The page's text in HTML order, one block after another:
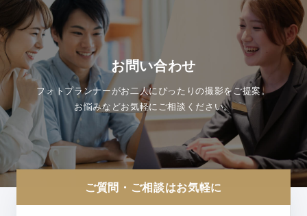
お問い合わせ
フォトプランナーがお二人にぴったりの撮影をご提案。
お悩みなどお気軽にご相談ください。
ご質問・ご相談はお気軽に